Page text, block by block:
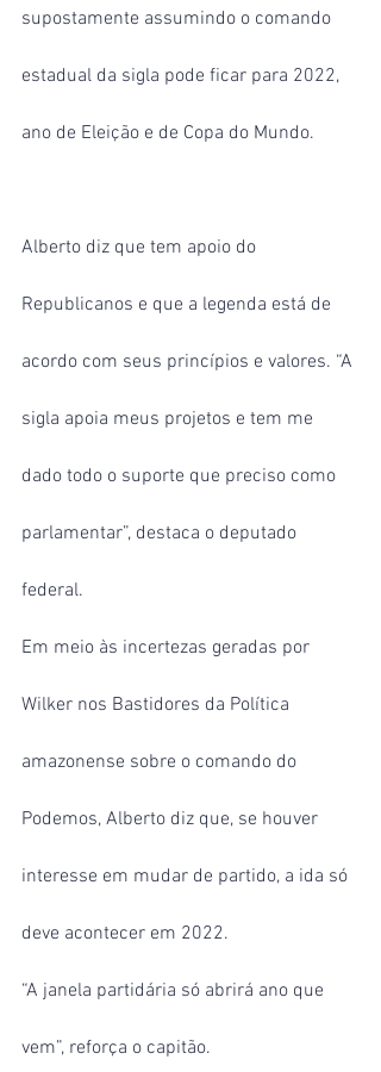
supostamente assumindo o comando
estadual da sigla pode ficar para 2022,
ano de Eleição e de Copa do Mundo.
Alberto diz que tem apoio do
Republicanos e que a legenda está de
acordo com seus princípios e valores. “A
sigla apoia meus projetos e tem me
dado todo o suporte que preciso como
parlamentar”, destaca o deputado
federal.
Em meio às incertezas geradas por
Wilker nos Bastidores da Política
amazonense sobre o comando do
Podemos, Alberto diz que, se houver
interesse em mudar de partido, a ida só
deve acontecer em 2022.
“A janela partidária só abrirá ano que
vem”, reforça o capitão.